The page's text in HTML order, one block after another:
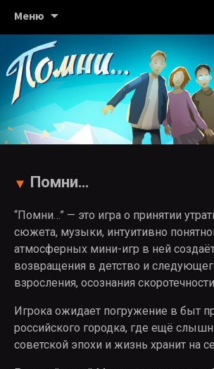
Меню
► Помни…
“Помни…” — это игра о принятии
сюжета, музыки, интуитивно
атмосферных мини-игр в ней
возвращения в детство и
взросления, осознания
Игрока ожидает погружение в быт
российского городка, где ещё
советской эпохи и жизнь хранит на